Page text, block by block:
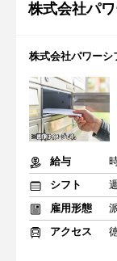
株式会社パ
株式会社パワー
給与
シフト
雇用形態
アクセス